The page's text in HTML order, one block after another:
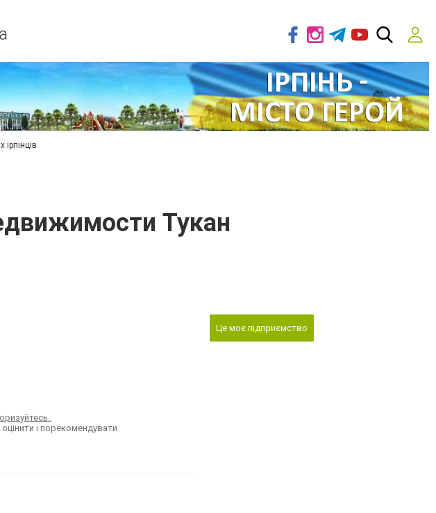
Тукан
,
і порекомендувати
Це моє підприємство